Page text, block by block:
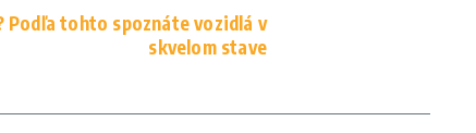
Podľa tohto spoznáte vozidlá v
skvelom stave